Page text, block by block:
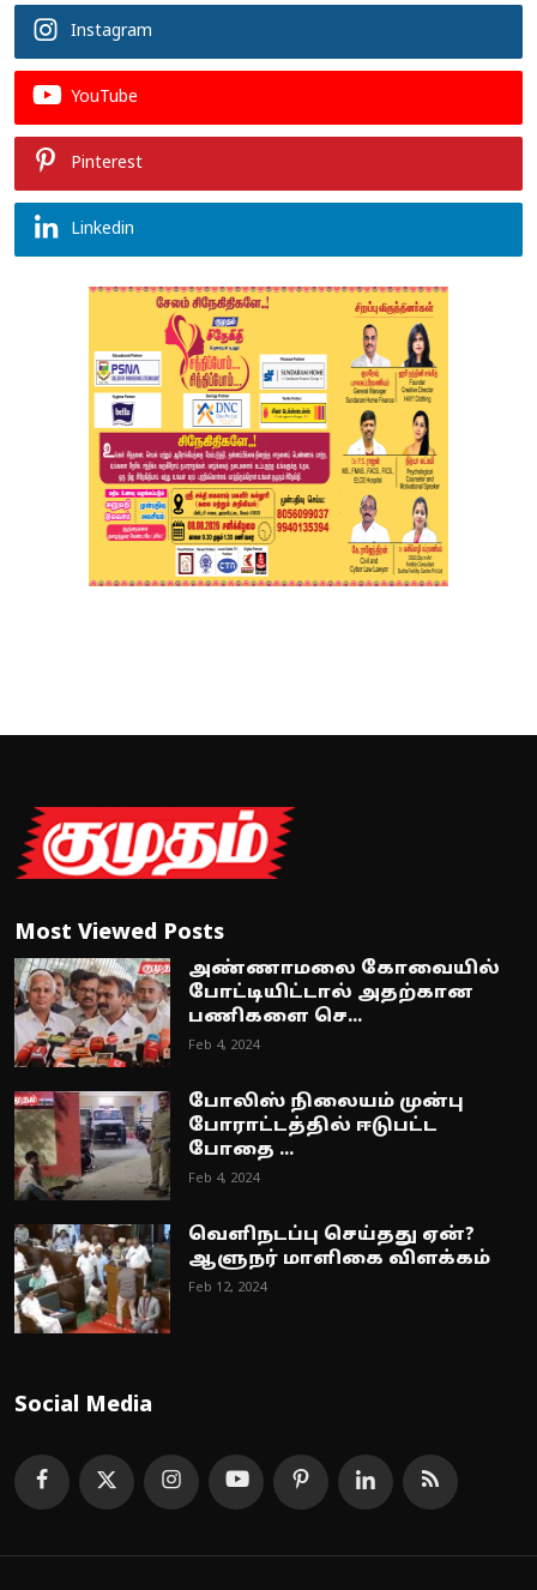
Instagram
YouTube
Pinterest
Linkedin
Most Viewed Posts
அண்ணாமலை கோவையில்
போட்டியிட்டால் அதற்கான
பணிகளை செ...
Feb 4, 2024
போலிஸ் நிலையம் முன்பு
போராட்டத்தில் ஈடுபட்ட
போதை ...
Feb 4, 2024
வெளிநடப்பு செய்தது ஏன்?
ஆளுநர் மாளிகை விளக்கம்
Feb 12, 2024
Social Media